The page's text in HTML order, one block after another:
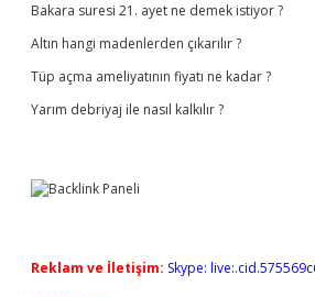
Bakara suresi 21. ayet ne demek istiyor ?
Altın hangi madenlerden çıkarılır ?
Tüp açma ameliyatının fiyatı ne kadar ?
Yarım debriyaj ile nasıl kalkılır ?
Reklam ve İletişim: Skype: